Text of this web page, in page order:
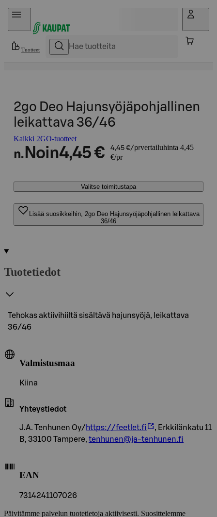
Hyppää sisältöön
Tuotteet
2go Deo Hajunsyöjäpohjallinen
leikattava 36/46
Kaikki 2GO-tuotteet
n. Noin4,45 € 4,45 €/prvertailuhinta 4,45
€/pr
Valitse toimitustapa
Lisää suosikkeihin, 2go Deo Hajunsyöjäpohjallinen leikattava
36/46
Tuotetiedot
Tehokas aktiivihiiltä sisältävä hajunsyöjä, leikattava
36/46
Valmistusmaa
Kiina
Yhteystiedot
J.A. Tenhunen Oy/ https://feetlet.fi
, Erkkilänkatu 11
B, 33100 Tampere, tenhunen@ja-tenhunen.fi
EAN
7314241107026
Päivitämme palvelun tuotetietoja aktiivisesti. Suosittelemme